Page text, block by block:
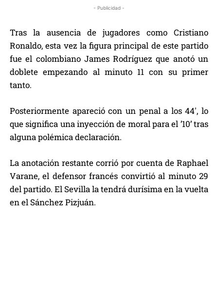
- Publicidad -
Tras la ausencia de jugadores como Cristiano
Ronaldo, esta vez la figura principal de este partido
fue el colombiano James Rodríguez que anotó un
doblete empezando al minuto 11 con su primer
tanto.
Posteriormente apareció con un penal a los 44′, lo
que significa una inyección de moral para el ’10’ tras
alguna polémica declaración.
La anotación restante corrió por cuenta de Raphael
Varane, el defensor francés convirtió al minuto 29
del partido. El Sevilla la tendrá durísima en la vuelta
en el Sánchez Pizjuán.